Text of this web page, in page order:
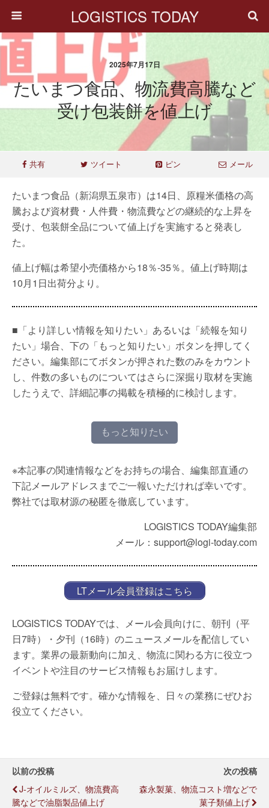
LOGISTICS TODAY
2025年7月17日
たいまつ食品、物流費高騰など
受け包装餅を値上げ
共有 ツイート ピン メール
たいまつ食品（新潟県五泉市）は14日、原糧米価格の高
騰および資材費・人件費・物流費などの継続的な上昇を
受け、包装餅全品について値上げを実施すると発表し
た。
値上げ幅は希望小売価格から18％-35％。値上げ時期は
10月1日出荷分より。
■「より詳しい情報を知りたい」あるいは「続報を知り
たい」場合、下の「もっと知りたい」ボタンを押してく
ださい。編集部にてボタンが押された数のみをカウント
し、件数の多いものについてはさらに深掘り取材を実施
したうえで、詳細記事の掲載を積極的に検討します。
もっと知りたい
※本記事の関連情報などをお持ちの場合、編集部直通の
下記メールアドレスまでご一報いただければ幸いです。
弊社では取材源の秘匿を徹底しています。
LOGISTICS TODAY編集部
メール：support@logi-today.com
LTメール会員登録はこちら
LOGISTICS TODAYでは、メール会員向けに、朝刊（平
日7時）・夕刊（16時）のニュースメールを配信してい
ます。業界の最新動向に加え、物流に関わる方に役立つ
イベントや注目のサービス情報もお届けします。
ご登録は無料です。確かな情報を、日々の業務にぜひお
役立てください。
以前の投稿
J-オイルミルズ、物流費高
騰などで油脂製品値上げ
次の投稿
森永製菓、物流コスト増などで
菓子類値上げ